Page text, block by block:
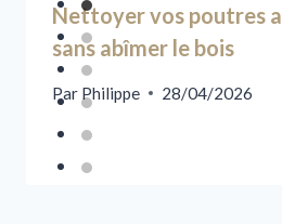
Nettoyer vos poutres
sans abîmer le bois
Par Philippe 28/04/2026